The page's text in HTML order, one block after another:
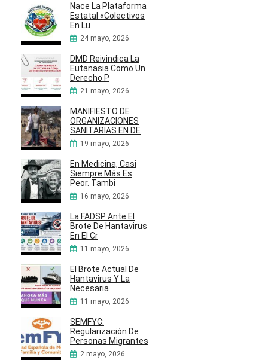
Nace La Plataforma
Estatal «Colectivos
En Lu
24 mayo, 2026
DMD Reivindica La
Eutanasia Como Un
Derecho P
21 mayo, 2026
MANIFIESTO DE
ORGANIZACIONES
SANITARIAS EN DE
19 mayo, 2026
En Medicina, Casi
Siempre Más Es
Peor. Tambi
16 mayo, 2026
La FADSP Ante El
Brote De Hantavirus
En El Cr
11 mayo, 2026
El Brote Actual De
Hantavirus Y La
Necesaria
11 mayo, 2026
SEMFYC:
Regularización De
Personas Migrantes
2 mayo, 2026